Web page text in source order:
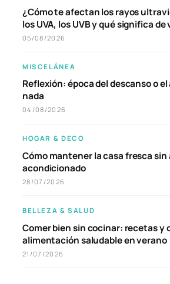
¿Cómo te afectan los rayos
los UVA, los UVB y qué significa de
05/08/2026
MISCELÁNEA
Reflexión: época del descanso o
nada
04/08/2026
HOGAR & DECO
Cómo mantener la casa fresca sin
acondicionado
28/07/2026
BELLEZA & SALUD
Comer bien sin cocinar: recetas y
alimentación saludable en verano
21/07/2026